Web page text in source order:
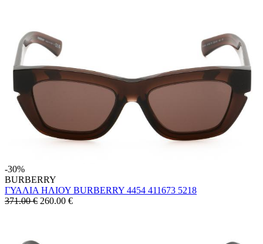
-30%
BURBERRY
ΓΥΑΛΙΑ ΗΛΙΟΥ BURBERRY 4454 411673 5218
371.00 € 260.00 €